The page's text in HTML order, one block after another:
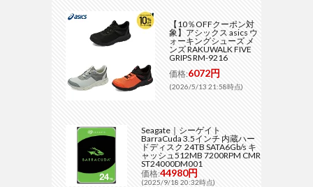
【10％OFFクーポン対
象】アシックス asics ウ
ォーキングシューズ メ
ンズ RAKUWALK FIVE
GRIPS RM-9216
価格:6072円
(2026/5/13 21:58時点)
Seagate｜シーゲイト
BarraCuda 3.5インチ 内蔵ハー
ドディスク 24TB SATA6Gb/s キ
ャッシュ512MB 7200RPM CMR
ST24000DM001
価格:44980円
(2025/9/18 20:32時点)